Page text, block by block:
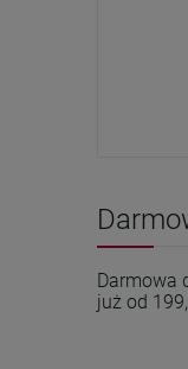
Darmowa
już od